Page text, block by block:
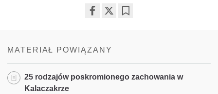
MATERIAŁ POWIĄZANY
25 rodzajów poskromionego zachowania w
Kalaczakrze